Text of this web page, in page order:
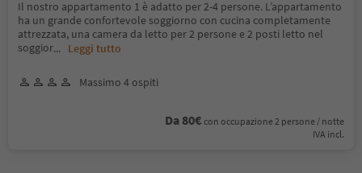
Il nostro appartamento 1 è adatto per 2-4 persone. L’appartamento
ha un grande confortevole soggiorno con cucina completamente
attrezzata, una camera da letto per 2 persone e 2 posti letto nel
soggior... Leggi tutto
Massimo 4 ospiti
Da 80€ con occupazione 2 persone / notte
IVA incl.